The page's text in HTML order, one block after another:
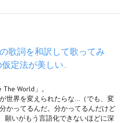
歌詞を和訳して歌ってみ
定法が美しい…
World」。
世界を変えられたらな…（でも、変
かってるんだ。分かってるんだけど
願いがもう言語化できないほどに深